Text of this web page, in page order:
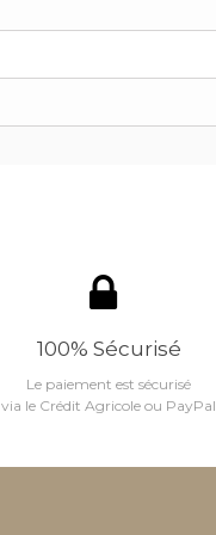
100% Sécurisé
Le paiement est sécurisé
via le Crédit Agricole ou PayPal